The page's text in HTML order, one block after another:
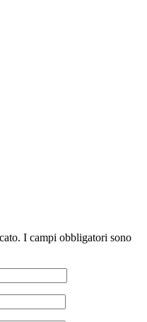
I campi obbligatori sono